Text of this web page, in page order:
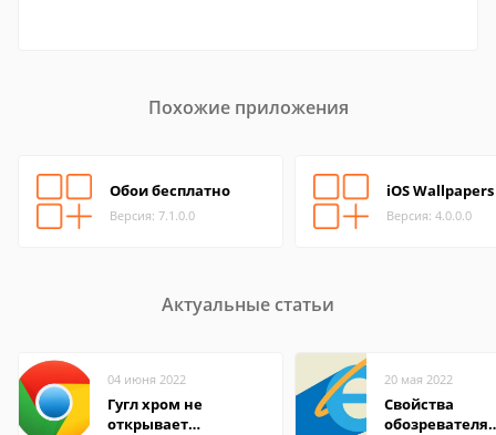
Похожие приложения
Обои бесплатно
Версия: 7.1.0.0
iOS Wallpapers
Версия: 4.0.0.0
Актуальные статьи
04 июня 2022
Гугл хром не
открывает
20 мая 2022
Свойства
обозревателя